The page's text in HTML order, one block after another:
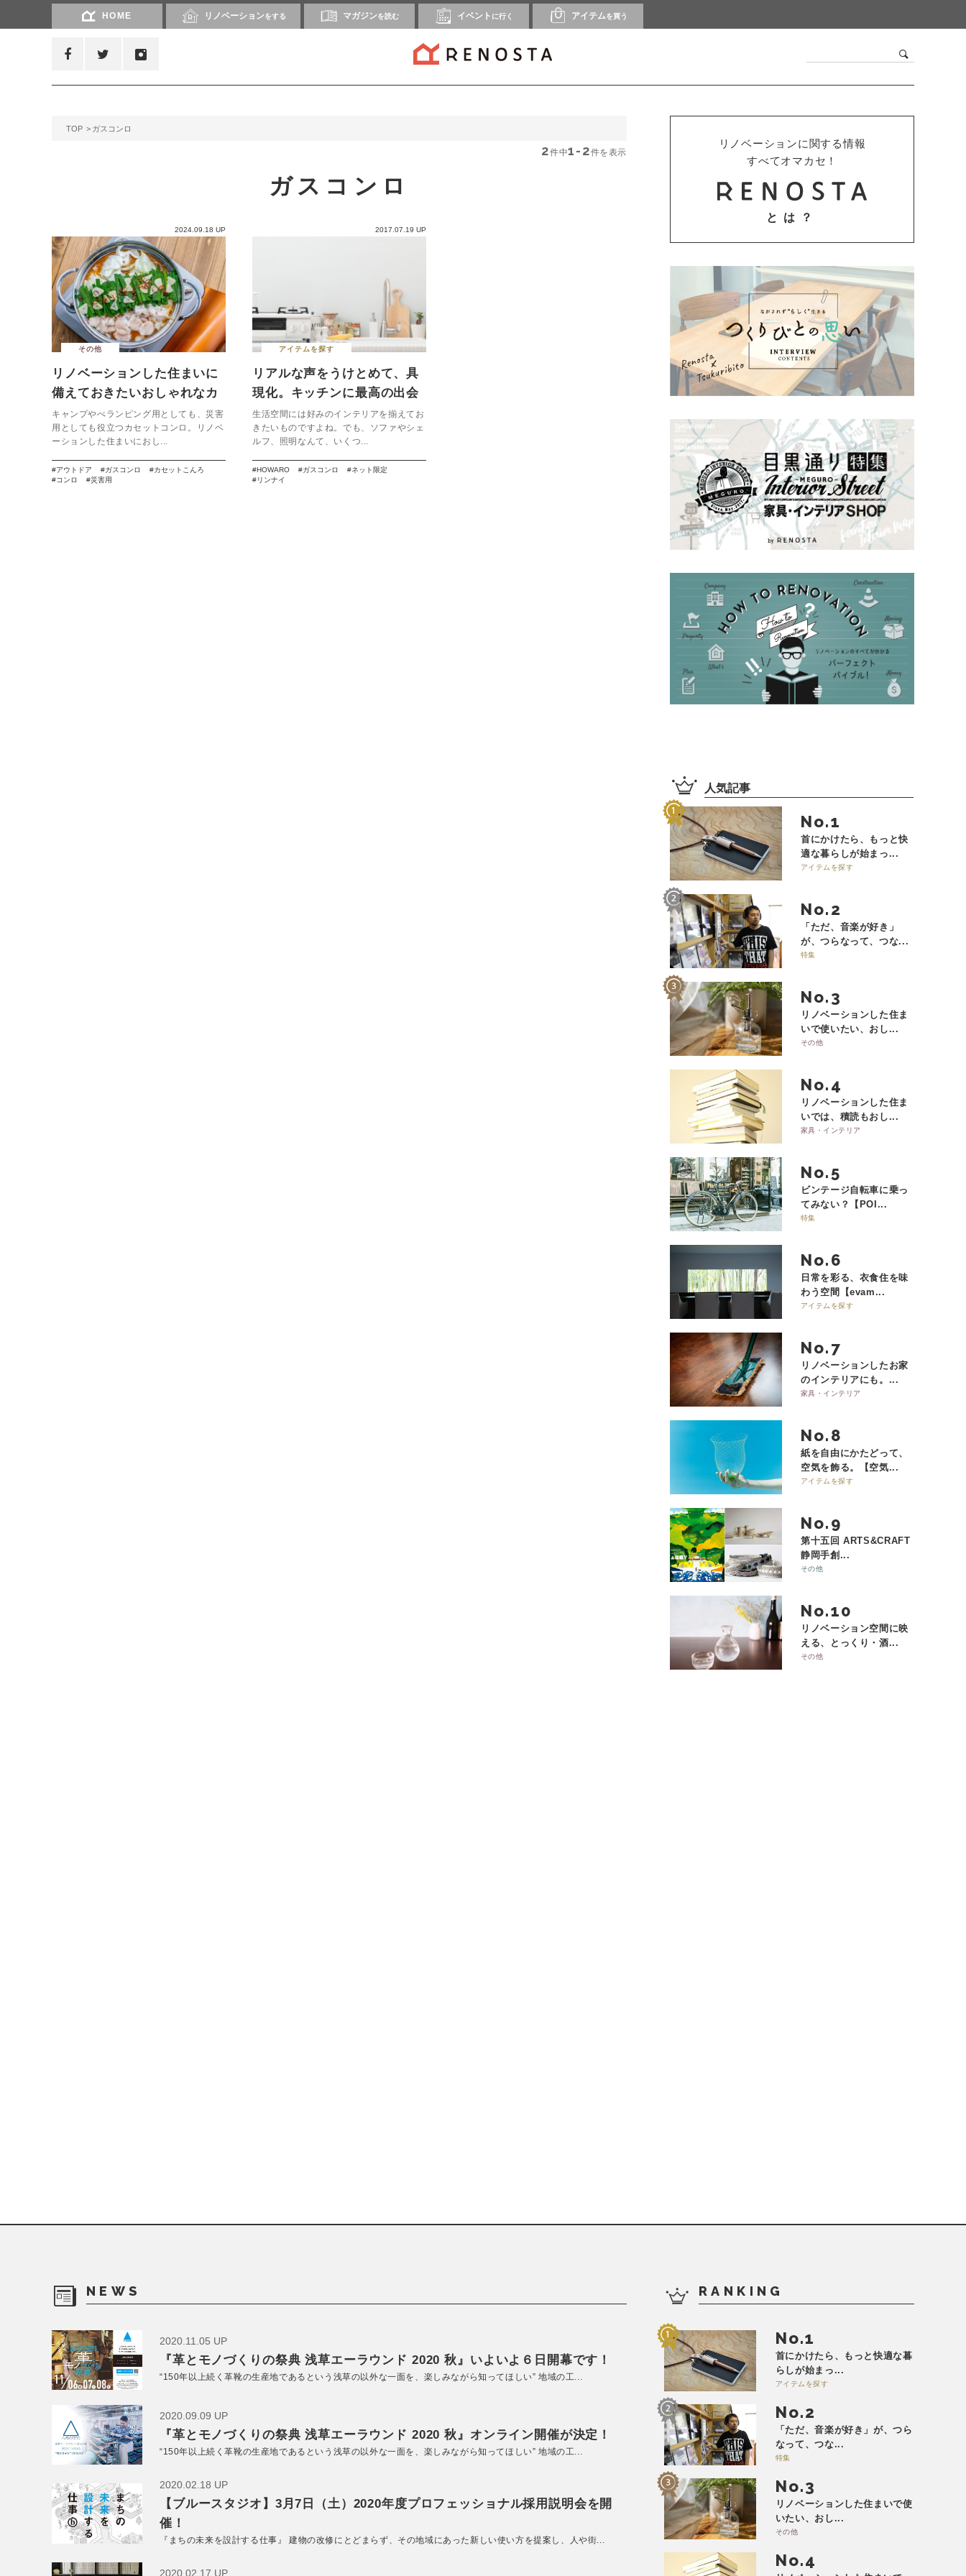
HOME リノベーションをする マガジンを読む イベント に行く アイテムを買う
TOP ガスコンロ
2件中1-2件を表示
ガスコンロ
2024.09.18 UP
その他
リノベーションした住まいに
備えておきたいおしゃれなカ
セットコンロ７選
キャンプやべランピング用としても、災害
用としても役立つカセットコンロ。リノベ
ーションした住まいにおし...
アウトドア ガスコンロ
カセットこんろ
コンロ
災害用
2017.07.19 UP
アイテムを探す
リアルな声をうけとめて、具
現化。キッチンに最高の出会
いを。【Rinnai /
HOWARO】
生活空間には好みのインテリアを揃えてお
きたいものですよね。でも、ソファやシェ
ルフ、照明なんて、いくつ...
HOWARO ガスコンロ
ネット限定
リンナイ
リノベーションに関する情報
すべてオマカセ！
とは？
人気記事
No.
首にかけたら、もっと快
適な暮らしが始まっ...
アイテムを探す
No.
「ただ、音楽が好き」
が、つらなって、つな...
特集
No.
リノベーションした住ま
いで使いたい、おし...
その他
No.
リノベーションした住ま
いでは、積読もおし...
家具・インテリア
No.
ビンテージ自転車に乗っ
てみない？【POI...
特集
No.
日常を彩る、衣食住を味
わう空間【evam...
アイテムを探す
No.
リノベーションしたお家
のインテリアにも。...
家具・インテリア
No.
紙を自由にかたどって、
空気を飾る。【空気...
アイテムを探す
No.
第十五回 ARTS&CRAFT
静岡手創...
その他
No.
リノベーション空間に映
える、とっくり・酒...
その他
NEWS
2020.11.05 UP
『革とモノづくりの祭典 浅草エーラウンド 2020 秋』いよいよ６日開幕です！
“150年以上続く革靴の生産地であるという浅草の以外な一面を、楽しみながら知ってほしい” 地域の工...
2020.09.09 UP
『革とモノづくりの祭典 浅草エーラウンド 2020 秋』オンライン開催が決定！
“150年以上続く革靴の生産地であるという浅草の以外な一面を、楽しみながら知ってほしい” 地域の工...
2020.02.18 UP
【ブルースタジオ】3月7日（土）2020年度プロフェッショナル採用説明会を開
催！
『まちの未来を設計する仕事』 建物の改修にとどまらず、その地域にあった新しい使い方を提案し、人や街...
2020.02.17 UP
RANKING
No.
首にかけたら、もっと快適な暮
らしが始まっ...
アイテムを探す
No.
「ただ、音楽が好き」が、つら
なって、つな...
特集
No.
リノベーションした住まいで使
いたい、おし...
その他
No.